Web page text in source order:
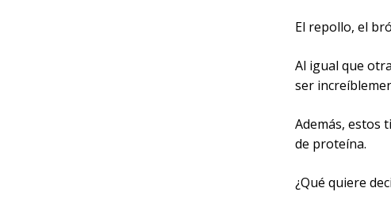
El repollo, el
Al igual que
ser
Además, estos
de proteína.
¿Qué quiere